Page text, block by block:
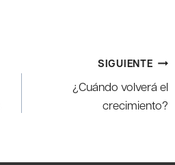
SIGUIENTE
¿Cuándo volverá el
crecimiento?